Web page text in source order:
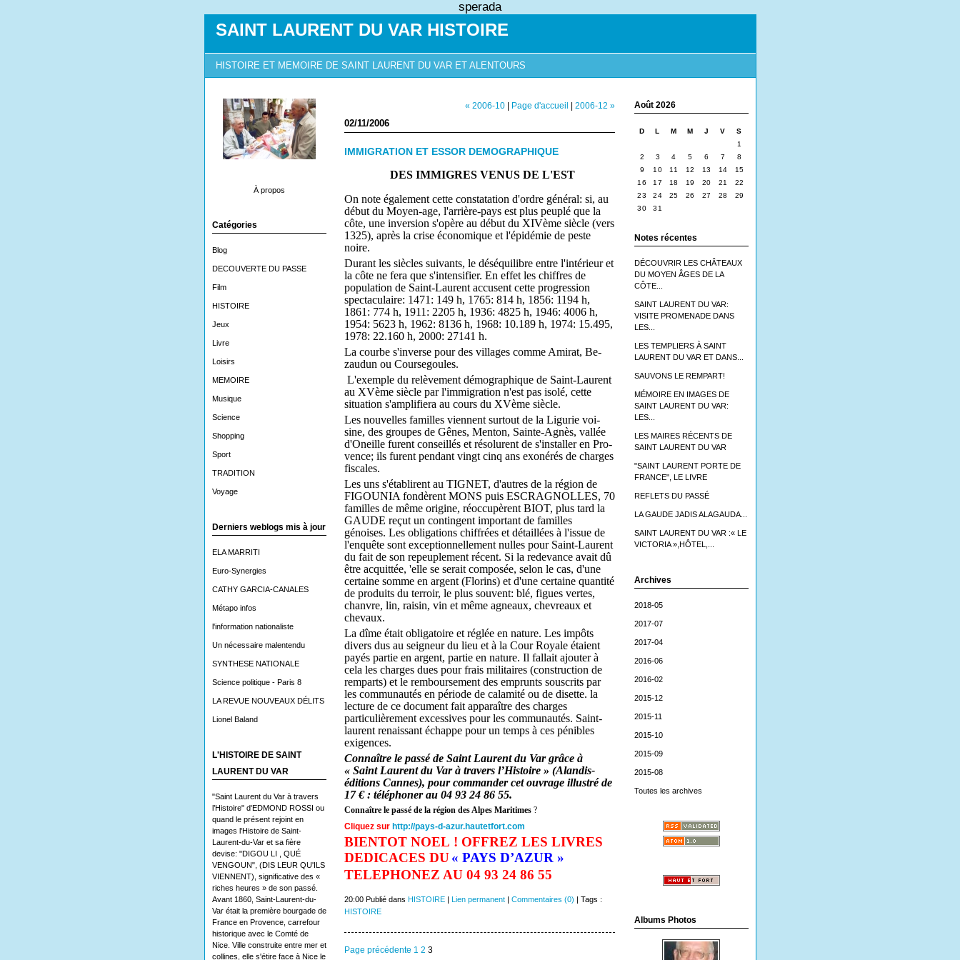
sperada
SAINT LAURENT DU VAR HISTOIRE
HISTOIRE ET MEMOIRE DE SAINT LAURENT DU VAR ET ALENTOURS
À propos
Catégories
Blog
DECOUVERTE DU PASSE
Film
HISTOIRE
Jeux
Livre
Loisirs
MEMOIRE
Musique
Science
Shopping
Sport
TRADITION
Voyage
Derniers weblogs mis à jour
ELA MARRITI
Euro-Synergies
CATHY GARCIA-CANALES
Métapo infos
l'information nationaliste
Un nécessaire malentendu
SYNTHESE NATIONALE
Science politique - Paris 8
LA REVUE NOUVEAUX DÉLITS
Lionel Baland
L'HISTOIRE DE SAINT
LAURENT DU VAR
"Saint Laurent du Var à travers
l’Histoire" d'EDMOND ROSSI ou
quand le présent rejoint en
images l'Histoire de Saint-
Laurent-du-Var et sa fière
devise: "DIGOU LI , QUÉ
VENGOUN", (DIS LEUR QU'ILS
VIENNENT), significative des «
riches heures » de son passé.
Avant 1860, Saint-Laurent-du-
Var était la première bourgade de
France en Provence, carrefour
historique avec le Comté de
Nice. Ville construite entre mer et
collines, elle s'étire face à Nice le
Août 2026
D L M M J V
S
1
2
3 4 5 6 7
8
9
10 11 12 13 14
15
16
17 18 19 20 21
22
23
24 25 26 27 28
29
30
31
Notes récentes
DÉCOUVRIR LES CHÂTEAUX
DU MOYEN ÂGES DE LA
CÔTE...
SAINT LAURENT DU VAR:
VISITE PROMENADE DANS
LES...
LES TEMPLIERS À SAINT
LAURENT DU VAR ET DANS...
SAUVONS LE REMPART!
MÉMOIRE EN IMAGES DE
SAINT LAURENT DU VAR:
LES...
LES MAIRES RÉCENTS DE
SAINT LAURENT DU VAR
"SAINT LAURENT PORTE DE
FRANCE", LE LIVRE
REFLETS DU PASSÉ
LA GAUDE JADIS ALAGAUDA...
SAINT LAURENT DU VAR :« LE
VICTORIA »,HÔTEL,...
Archives
2018-05
2017-07
2017-04
2016-06
2016-02
2015-12
2015-11
2015-10
2015-09
2015-08
Toutes les archives
Albums Photos
« 2006-10| Page d'accueil | 2006-12 »
02/11/2006
IMMIGRATION ET ESSOR DEMOGRAPHIQUE
DES IMMIGRES VENUS DE L'EST
On note également cette constatation d'ordre général: si, au
début du Moyen-age, l'arrière-pays est plus peuplé que la
côte, une inversion s'opère au début du XIVème siècle (vers
1325), après la crise économique et l'épidémie de peste
noire.
Durant les siècles suivants, le déséquilibre entre l'inté­rieur et
la côte ne fera que s'intensifier. En effet les chiffres de
population de Saint-Laurent accusent cette progression
spectaculaire: 1471: 149 h, 1765: 814 h, 1856: 1194 h,
1861: 774 h, 1911: 2205 h, 1936: 4825 h, 1946: 4006 h,
1954: 5623 h, 1962: 8136 h, 1968: 10.189 h, 1974: 15.495,
1978: 22.160 h, 2000: 27141 h.
La courbe s'inverse pour des villages comme Amirat, Be­
zaudun ou Coursegoules.
L'exemple du relèvement démographique de Saint-Lau­rent
au XVème siècle par l'immigration n'est pas isolé, cette
situation s'amplifiera au cours du XVème siècle.
Les nouvelles familles viennent surtout de la Ligurie voi­
sine, des groupes de Gênes, Menton, Sainte-Agnès, vallée
d'Oneille furent conseillés et résolurent de s'installer en Pro­
vence; ils furent pendant vingt cinq ans exonérés de charges
fiscales.
Les uns s'établirent au TIGNET, d'autres de la région de
FIGOUNIA fondèrent MONS puis ESCRAGNOLLES, 70
familles de même origine, réoccupèrent BIOT, plus tard la
GAUDE reçut un contingent important de familles
génoises. Les obligations chiffrées et détaillées à l'issue de
l'enquête sont exceptionnellement nulles pour Saint-Laurent
du fait de son repeuplement récent. Si la redevance avait dû
être acquit­tée, 'elle se serait composée, selon le cas, d'une
certaine som­me en argent (Florins) et d'une certaine quantité
de produits du terroir, le plus souvent: blé, figues vertes,
chanvre, lin, rai­sin, vin et même agneaux, chevreaux et
chevaux.
La dîme était obligatoire et réglée en nature. Les im­pôts
divers dus au seigneur du lieu et à la Cour Royale étaient
payés partie en argent, partie en nature. Il fallait ajouter à
cela les charges dues pour frais militaires (construction de
rem­parts) et le remboursement des emprunts souscrits par
les communautés en période de calamité ou de disette. la
lec­ture de ce document fait apparaître des charges
particulière­ment excessives pour les communautés. Saint-
laurent renais­sant échappe pour un temps à ces pénibles
exigences.
Connaître le passé de Saint Laurent du Var grâce à
« Saint Laurent du Var à travers l’Histoire » (Alandis-
éditions Cannes), pour commander cet ouvrage illustré de
17 € : téléphoner au 04 93 24 86 55.
Connaître le passé de la région des Alpes Maritimes?
Cliquez sur http://pays-d-azur.hautetfort.com
BIENTOT NOEL ! OFFREZ LES LIVRES
DEDICACES DU « PAYS D’AZUR »
TELEPHONEZ AU 04 93 24 86 55
20:00 Publié dans HISTOIRE| Lien permanent| Commentaires (0) | Tags :
HISTOIRE
Page précédente 1 2 3